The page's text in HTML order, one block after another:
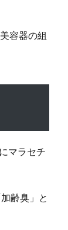
容器の組
マラセチ
齢臭」と